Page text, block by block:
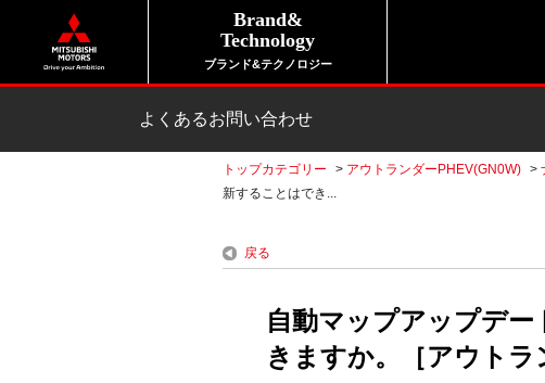
Brand&
Technology
ブランド&テクノロジー
よくあるお問い合わせ
トップカテゴリー > アウトランダーPHEV(GN0W) >
新することはでき...
戻る
自動マップアップデ
きますか。［アウトラ